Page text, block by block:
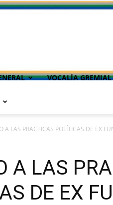
VOCALÍA GREMIAL
A LAS PRACTICAS POLÍTICAS DE EX
A LAS
DE EX